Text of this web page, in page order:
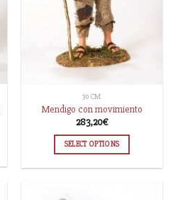
30 CM
Mendigo con movimiento
283,20€
SELECT OPTIONS